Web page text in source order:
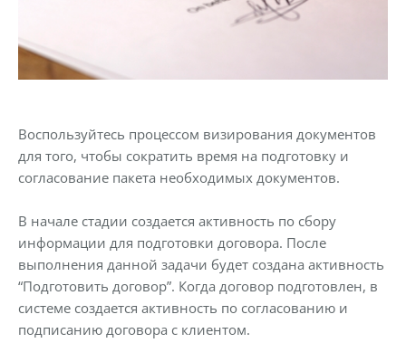
Воспользуйтесь процессом визирования документов
для того, чтобы сократить время на подготовку и
согласование пакета необходимых документов.
В начале стадии создается активность по сбору
информации для подготовки договора. После
выполнения данной задачи будет создана активность
“Подготовить договор”. Когда договор подготовлен, в
системе создается активность по согласованию и
подписанию договора с клиентом.